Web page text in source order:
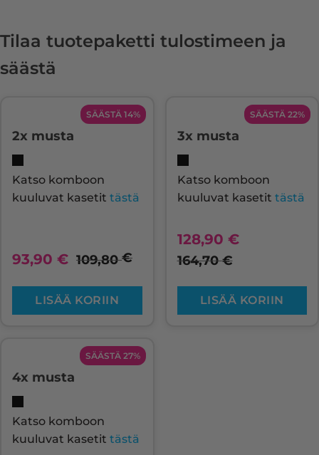
Tilaa tuotepaketti tulostimeen ja
säästä
SÄÄSTÄ 14%
2x musta
Katso komboon
kuuluvat kasetit tästä
93,90 € 109,80€
LISÄÄ KORIIN
SÄÄSTÄ 22%
3x musta
Katso komboon
kuuluvat kasetit tästä
128,90 €
164,70€
LISÄÄ KORIIN
SÄÄSTÄ 27%
4x musta
Katso komboon
kuuluvat kasetit tästä